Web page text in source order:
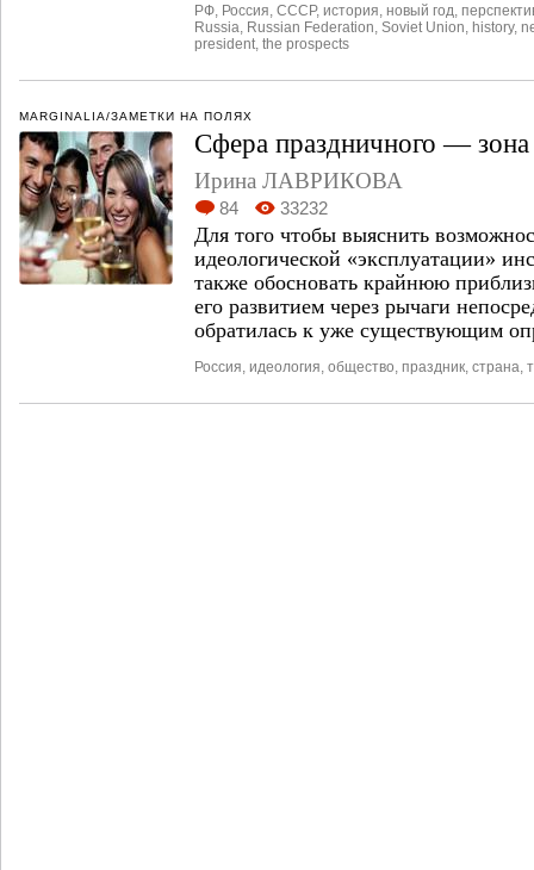
РФ Россия СССР, история новый год
Russia Russian Federation Soviet Union history,
president the prospects
MARGINALIA/ЗАМЕТКИ НА ПОЛЯХ
Сфера праздничного — зона
Ирина ЛАВРИКОВА
84 33232
Для того чтобы выяснить
идеологической «эксплуатации»
также обосновать крайнюю
его развитием через рычаги
обратилась к уже существующим
Россия идеология общество праздник страна